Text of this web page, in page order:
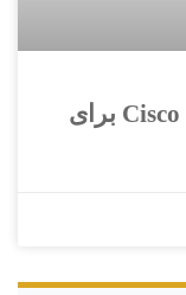
انجام پروژه با Cisco Packet Tracer برای